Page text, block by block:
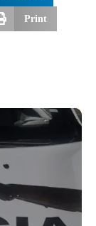
Print